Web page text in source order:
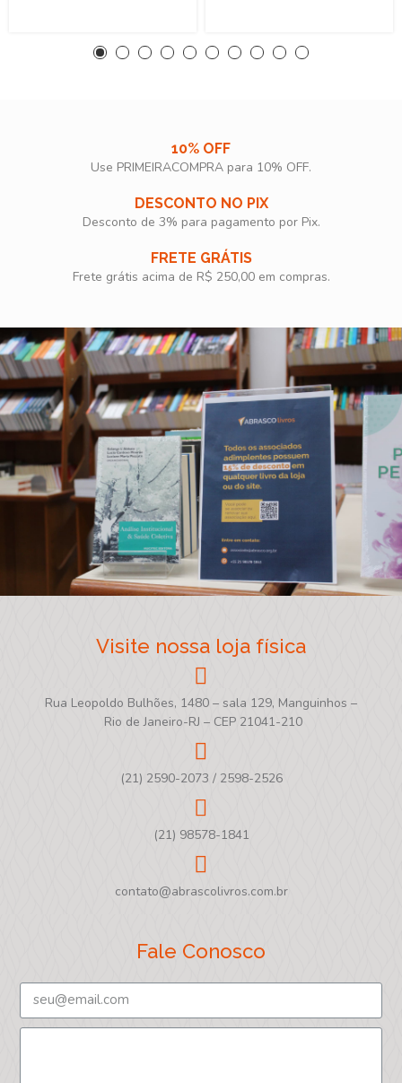
10% OFF
Use PRIMEIRACOMPRA para 10% OFF.​
DESCONTO NO PIX
Desconto de 3% para pagamento por Pix.
FRETE GRÁTIS
Frete grátis acima de R$ 250,00 em compras.
Visite nossa loja física
Rua Leopoldo Bulhões, 1480 – sala 129, Manguinhos –
Rio de Janeiro-RJ – CEP 21041-210
(21) 2590-2073 / 2598-2526
(21) 98578-1841
contato@abrascolivros.com.br
Fale Conosco